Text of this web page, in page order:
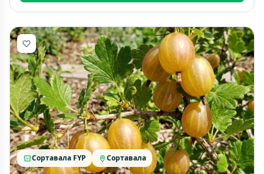
Сортавала FYP Сортавала